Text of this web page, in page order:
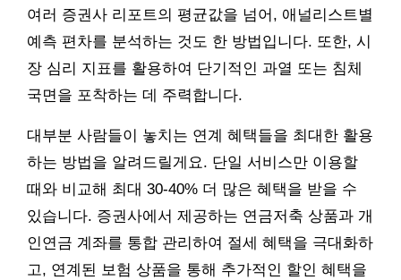
여러 증권사 리포트의 평균값을 넘어, 애널리스트별
예측 편차를 분석하는 것도 한 방법입니다. 또한, 시
장 심리 지표를 활용하여 단기적인 과열 또는 침체
국면을 포착하는 데 주력합니다.
대부분 사람들이 놓치는 연계 혜택들을 최대한 활용
하는 방법을 알려드릴게요. 단일 서비스만 이용할
때와 비교해 최대 30-40% 더 많은 혜택을 받을 수
있습니다. 증권사에서 제공하는 연금저축 상품과 개
인연금 계좌를 통합 관리하여 절세 혜택을 극대화하
고, 연계된 보험 상품을 통해 추가적인 할인 혜택을